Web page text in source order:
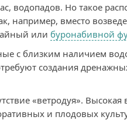
водопадов. Но такое
например, вместо
или буронабивной
с близким наличием
создания
«ветродуя». Высокая
и плодовых